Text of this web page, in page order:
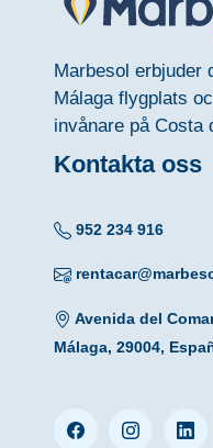
Marbesol erbjuder
Málaga flygplats
invånare på Costa
Kontakta oss
952 234 916
Avenida del
Málaga, 29004,